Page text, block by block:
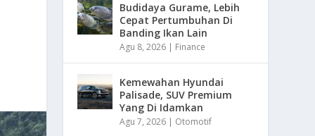
Budidaya Gurame, Lebih
Cepat Pertumbuhan Di
Banding Ikan Lain
Agu 8, 2026 | Finance
Kemewahan Hyundai
Palisade, SUV Premium
Yang Di Idamkan
Agu 7, 2026 | Otomotif